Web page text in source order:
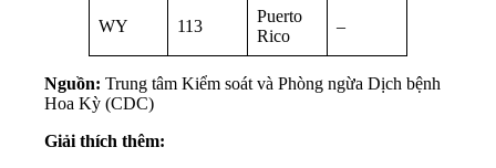
WY 113
Puerto
Rico
–
Nguồn: Trung tâm Kiểm soát và Phòng ngừa Dịch bệnh
Hoa Kỳ (CDC)
Giải thích thêm: